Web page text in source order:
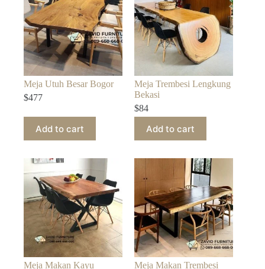
Meja Utuh Besar Bogor
$477
Add to cart
Meja Trembesi Lengkung
Bekasi
$84
Add to cart
Meja Makan Kayu
Meja Makan Trembesi